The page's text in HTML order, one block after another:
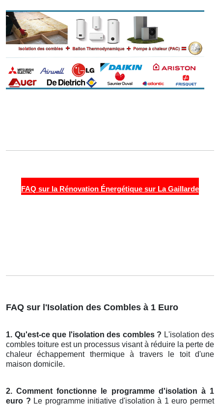
FAQ sur la Rénovation Énergétique sur La Gaillarde
FAQ sur l'Isolation des Combles à 1 Euro
1. Qu'est-ce que l'isolation des combles ? L'isolation des
combles toiture est un processus visant à réduire la perte de
chaleur échappement thermique à travers le toit d'une
maison domicile.
2. Comment fonctionne le programme d'isolation à 1
euro ? Le programme initiative d'isolation à 1 euro permet